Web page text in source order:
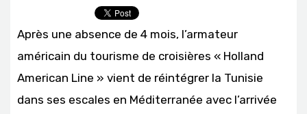
Après une absence de 4 mois, l’armateur
américain du tourisme de croisières « Holland
American Line » vient de réintégrer la Tunisie
dans ses escales en Méditerranée avec l’arrivée